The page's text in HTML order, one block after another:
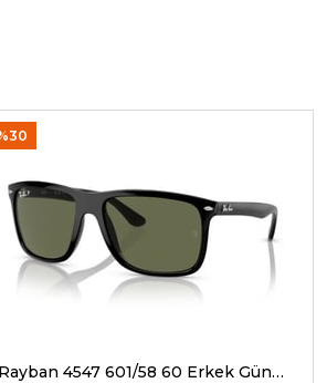
Rayban 4547 601/58 60 Erkek Güneş Gözlükleri